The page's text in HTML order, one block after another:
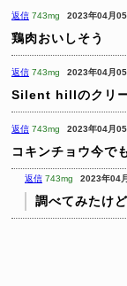
返信 743mg 2023年04月
鶏肉おいしそう
返信 743mg 2023年04月
Silent hillのクリー
返信 743mg 2023年04月
コキンチョウ今で
返信 743mg 2023年04
調べてみたけ